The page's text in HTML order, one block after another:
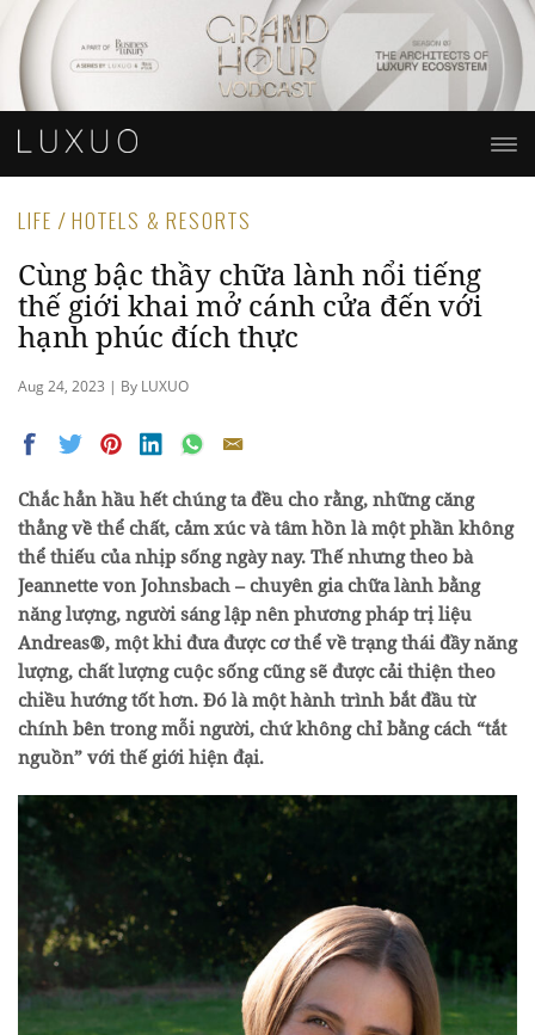
LIFE / HOTELS & RESORTS
Cùng bậc thầy chữa lành nổi tiếng
thế giới khai mở cánh cửa đến với
hạnh phúc đích thực
Aug 24, 2023 | By LUXUO
Chắc hẳn hầu hết chúng ta đều cho rằng, những căng
thẳng về thể chất, cảm xúc và tâm hồn là một phần không
thể thiếu của nhịp sống ngày nay. Thế nhưng theo bà
Jeannette von Johnsbach – chuyên gia chữa lành bằng
năng lượng, người sáng lập nên phương pháp trị liệu
Andreas®, một khi đưa được cơ thể về trạng thái đầy năng
lượng, chất lượng cuộc sống cũng sẽ được cải thiện theo
chiều hướng tốt hơn. Đó là một hành trình bắt đầu từ
chính bên trong mỗi người, chứ không chỉ bằng cách “tắt
nguồn” với thế giới hiện đại.